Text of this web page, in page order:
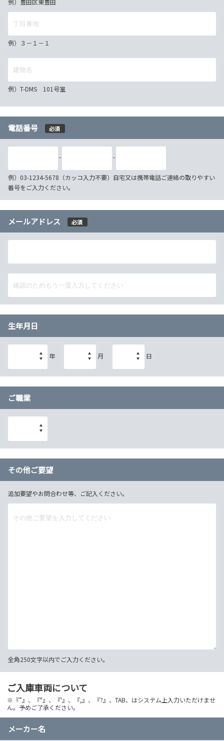
例）３－１－１
例）T-DMS 101号室
電話番号 必須
- -
例）03-1234-5678（カッコ入力不要）自宅又は携帯電話ご連絡の取りやすい
番号をご入力ください。
メールアドレス 必須
生年月日
年 月 日
ご職業
その他ご要望
追加要望やお問合わせ等、ご記入ください。
全角250文字以内でご入力ください。
ご入庫車両について
※『”』、『"』、『'』、『,』、『?』、TAB、はシステム上入力いただけませ
ん。予めご了承ください。
メーカー名